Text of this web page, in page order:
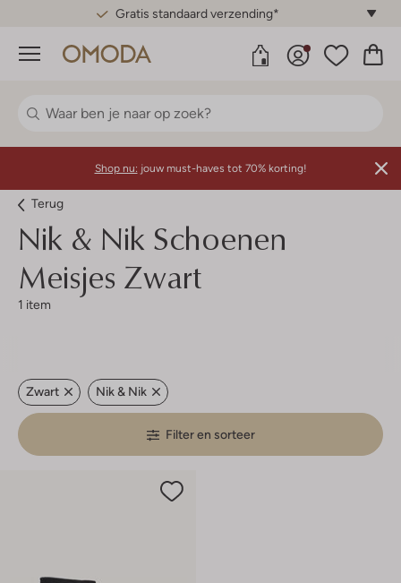
Gratis standaard verzending*
Menu
Shop nu: jouw must-haves tot 70% korting!
Terug
Nik & Nik Schoenen
Meisjes Zwart
1 item
Zwart Nik & Nik
Filter en sorteer